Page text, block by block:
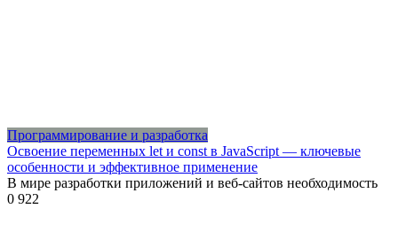
Программирование и разработка
Освоение переменных let и const в JavaScript — ключевые
особенности и эффективное применение
В мире разработки приложений и веб-сайтов необходимость
0 922